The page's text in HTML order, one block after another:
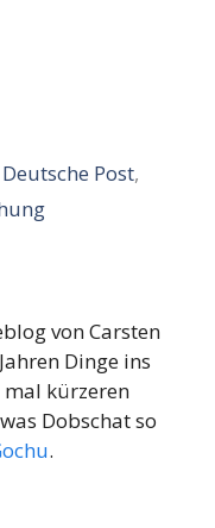
Deutsche Post,
von Carsten
Dinge ins
kürzeren
Dobschat so
.